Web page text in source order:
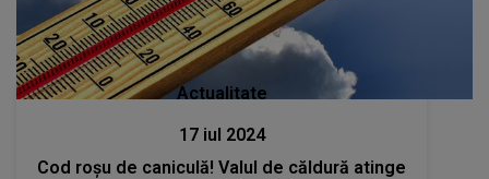
Actualitate
17 iul 2024
Cod roșu de caniculă! Valul de căldură atinge